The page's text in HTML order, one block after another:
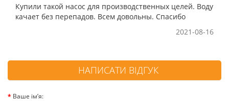
Купили такой насос для производственных целей. Воду
качает без перепадов. Всем довольны. Спасибо
2021-08-16
НАПИСАТИ ВІДГУК
Ваше ім’я: